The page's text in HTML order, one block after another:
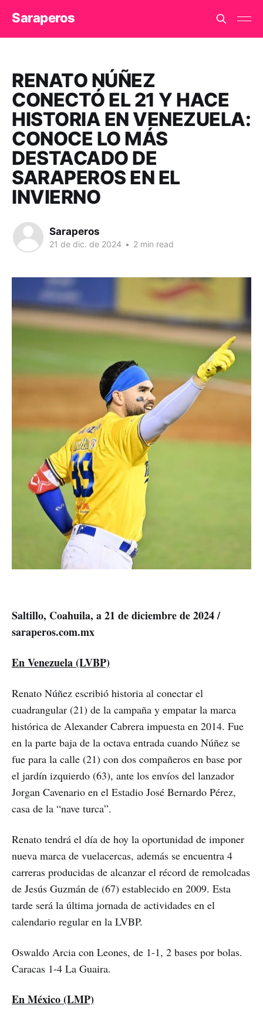
Saraperos
RENATO NÚÑEZ
CONECTÓ EL 21 Y HACE
HISTORIA EN VENEZUELA:
CONOCE LO MÁS
DESTACADO DE
SARAPEROS EN EL
INVIERNO
Saraperos
21 de dic. de 2024 • 2 min read
Saltillo, Coahuila, a 21 de diciembre de 2024 /
saraperos.com.mx
En Venezuela (LVBP)
Renato Núñez escribió historia al conectar el
cuadrangular (21) de la campaña y empatar la marca
histórica de Alexander Cabrera impuesta en 2014. Fue
en la parte baja de la octava entrada cuando Núñez se
fue para la calle (21) con dos compañeros en base por
el jardín izquierdo (63), ante los envíos del lanzador
Jorgan Cavenario en el Estadio José Bernardo Pérez,
casa de la “nave turca”.
Renato tendrá el día de hoy la oportunidad de imponer
nueva marca de vuelacercas, además se encuentra 4
carreras producidas de alcanzar el récord de remolcadas
de Jesús Guzmán de (67) establecido en 2009. Esta
tarde será la última jornada de actividades en el
calendario regular en la LVBP.
Oswaldo Arcia con Leones, de 1-1, 2 bases por bolas.
Caracas 1-4 La Guaira.
En México (LMP)